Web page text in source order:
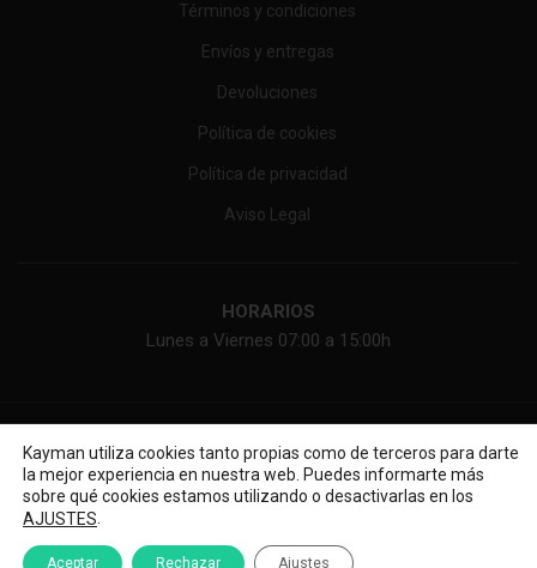
Términos y condiciones
Envíos y entregas
Devoluciones
Política de cookies
Política de privacidad
Aviso Legal
HORARIOS
Lunes a Viernes 07:00 a 15:00h
Kayman utiliza cookies tanto propias como de terceros para darte
la mejor experiencia en nuestra web. Puedes informarte más
sobre qué cookies estamos utilizando o desactivarlas en los
AJUSTES
Aceptar Rechazar Ajustes
Lunes - Viernes: 09.00 a 14.30 – 15:30 a 18:00